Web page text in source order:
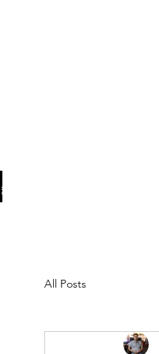
วส์
สื่อลึกวงการสงฆ์ เจาะตรงพระเค
All Posts